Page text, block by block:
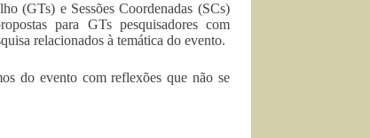
(GTs) e Sessões Coordenadas (SCs)
para GTs pesquisadores com
relacionados à temática do evento.
do evento com reflexões que não se